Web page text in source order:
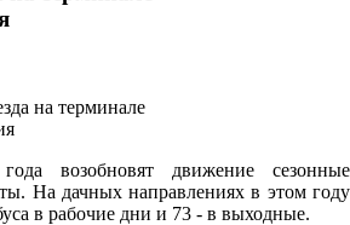
возобновят движение сезонные
На дачных направлениях в этом году
в рабочие дни и 73 - в выходные.